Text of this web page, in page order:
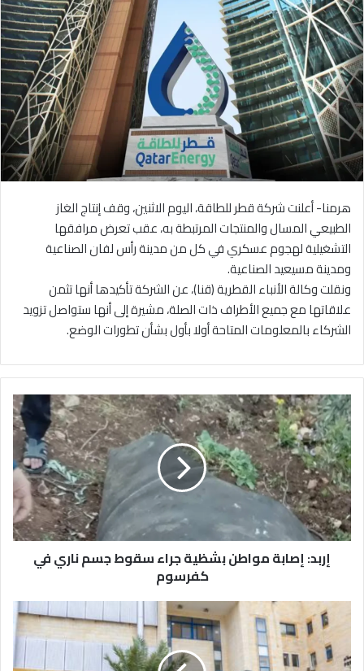
هرمنا- أعلنت شركة قطر للطاقة، اليوم الاثنين، وقف إنتاج الغاز
الطبيعي المسال والمنتجات المرتبطة به، عقب تعرض مرافقها
التشغيلية لهجوم عسكري في كل من مدينة رأس لفان الصناعية
ومدينة مسيعيد الصناعية.
ونقلت وكالة الأنباء القطرية (قنا)، عن الشركة تأكيدها أنها تثمن
علاقاتها مع جميع الأطراف ذات الصلة، مشيرة إلى أنها ستواصل تزويد
الشركاء بالمعلومات المتاحة أولا بأول بشأن تطورات الوضع.
إ
ر
ب
د
:
إ
ص
ا
ب
ا
ب
إربد: إصابة مواطن بشظية جراء سقوط جسم ناري في
كفرسوم
ل